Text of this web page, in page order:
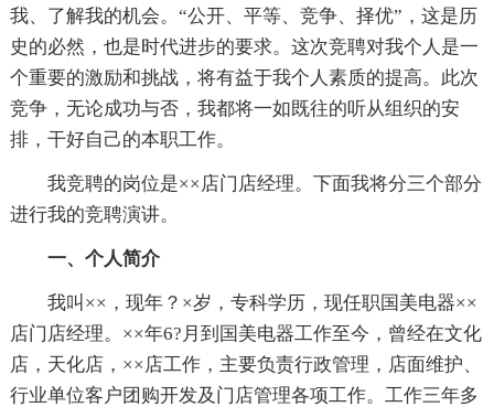
我、了解我的机会。“公开、平等、竞争、择优”，这是历
史的必然，也是时代进步的要求。这次竞聘对我个人是一
个重要的激励和挑战，将有益于我个人素质的提高。此次
竞争，无论成功与否，我都将一如既往的听从组织的安
排，干好自己的本职工作。
我竞聘的岗位是××店门店经理。下面我将分三个部分
进行我的竞聘演讲。
一、个人简介
我叫××，现年？×岁，专科学历，现任职国美电器××
店门店经理。××年6?月到国美电器工作至今，曾经在文化
店，天化店，××店工作，主要负责行政管理，店面维护、
行业单位客户团购开发及门店管理各项工作。工作三年多